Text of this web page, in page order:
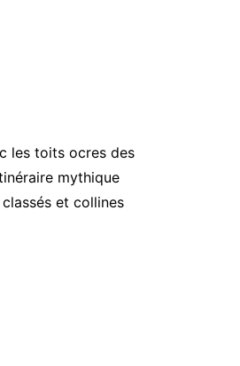
les toits ocres des
mythique
classés et collines